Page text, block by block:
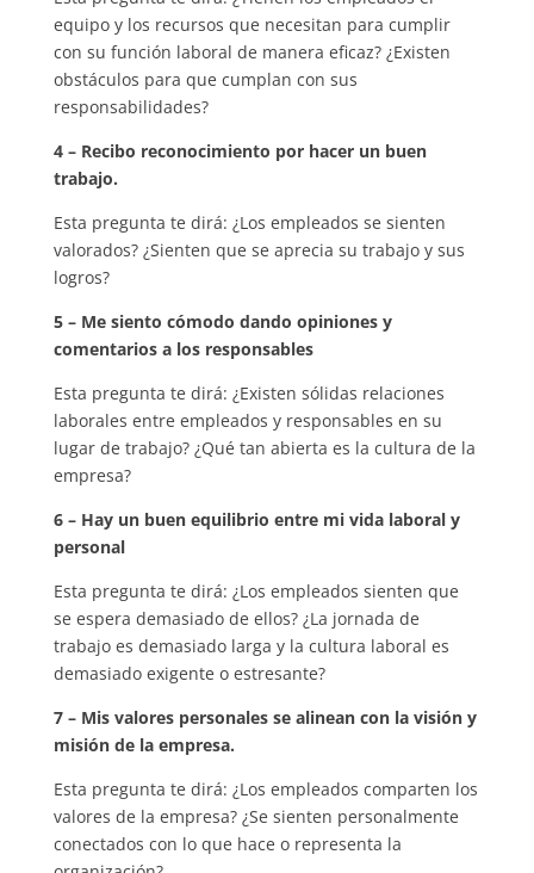
equipo y los recursos que necesitan para cumplir
con su función laboral de manera eficaz? ¿Existen
obstáculos para que cumplan con sus
responsabilidades?
4 – Recibo reconocimiento por hacer un buen
trabajo.
Esta pregunta te dirá: ¿Los empleados se sienten
valorados? ¿Sienten que se aprecia su trabajo y sus
logros?
5 – Me siento cómodo dando opiniones y
comentarios a los responsables
Esta pregunta te dirá: ¿Existen sólidas relaciones
laborales entre empleados y responsables en su
lugar de trabajo? ¿Qué tan abierta es la cultura de la
empresa?
6 – Hay un buen equilibrio entre mi vida laboral y
personal
Esta pregunta te dirá: ¿Los empleados sienten que
se espera demasiado de ellos? ¿La jornada de
trabajo es demasiado larga y la cultura laboral es
demasiado exigente o estresante?
7 – Mis valores personales se alinean con la visión y
misión de la empresa.
Esta pregunta te dirá: ¿Los empleados comparten los
valores de la empresa? ¿Se sienten personalmente
conectados con lo que hace o representa la